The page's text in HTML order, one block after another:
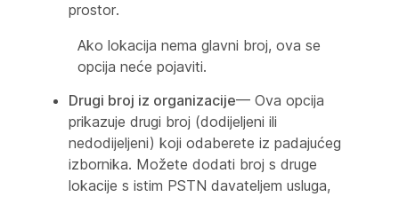
prostor.
Ako lokacija nema glavni broj, ova se
opcija neće pojaviti.
Drugi broj iz organizacije— Ova opcija
prikazuje drugi broj (dodijeljeni ili
nedodijeljeni) koji odaberete iz padajućeg
izbornika. Možete dodati broj s druge
lokacije s istim PSTN davateljem usluga,